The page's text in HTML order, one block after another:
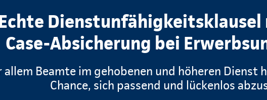
Case-Absicherung bei
allem Beamte im gehobenen und höheren Dienst
Chance, sich passend und lückenlos